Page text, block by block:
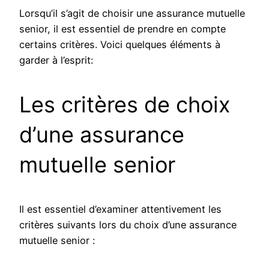
Lorsqu’il s’agit de choisir une assurance mutuelle
senior, il est essentiel de prendre en compte
certains critères. Voici quelques éléments à
garder à l’esprit:
Les critères de choix
d’une assurance
mutuelle senior
Il est essentiel d’examiner attentivement les
critères suivants lors du choix d’une assurance
mutuelle senior :